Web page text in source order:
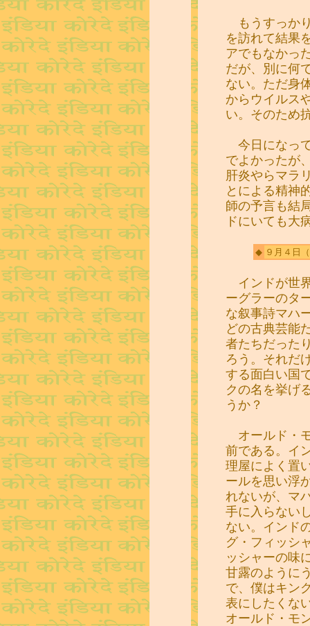
もうすっか
を訪れて結果
アでもなかっ
だが、別に何
ない。ただ身
からウイルス
い。そのため
今日になっ
でよかったが
肝炎やらマラ
とによる精神
師の予言も結
ドにいても大
◆ ９月４日
インドが世
ーグラーのタ
な叙事詩マハ
どの古典芸能
者たちだった
ろう。それだ
する面白い国
クの名を挙げ
うか？
オールド・
前である。イ
理屋によく置
ールを思い浮
れないが、マ
手に入らない
ない。インド
グ・フィッシ
ッシャーの味
甘露のように
で、僕はキン
表にしたくな
オールド・モ